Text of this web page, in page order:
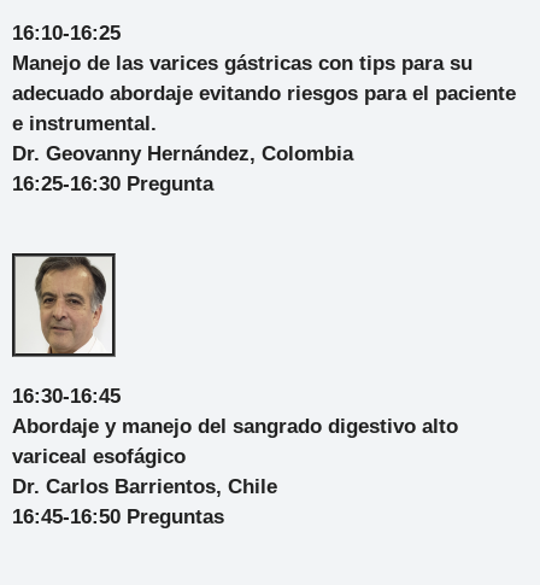
16:10-16:25
Manejo de las varices gástricas con tips para su
adecuado abordaje evitando riesgos para el paciente
e instrumental.
Dr. Geovanny Hernández, Colombia
16:25-16:30 Pregunta
16:30-16:45
Abordaje y manejo del sangrado digestivo alto
variceal esofágico
Dr. Carlos Barrientos, Chile
16:45-16:50 Preguntas